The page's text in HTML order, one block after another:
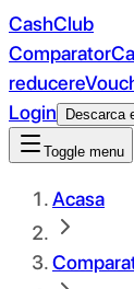
CashClub
Comparator
reducere
Login
Descarca
Toggle menu
Acasa